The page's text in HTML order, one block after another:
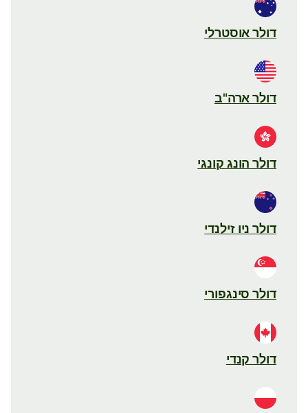
דולר אוסטרלי
דולר ארה"ב
דולר הונג קונגי
דולר ניו זילנדי
דולר סינגפורי
דולר קנדי